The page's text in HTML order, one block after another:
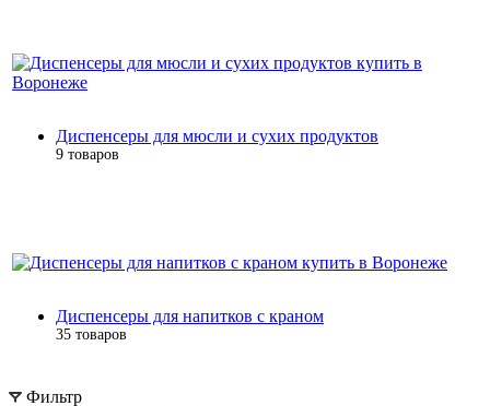
Диспенсеры для мюсли и сухих продуктов
9 товаров
Диспенсеры для напитков с краном
35 товаров
Фильтр